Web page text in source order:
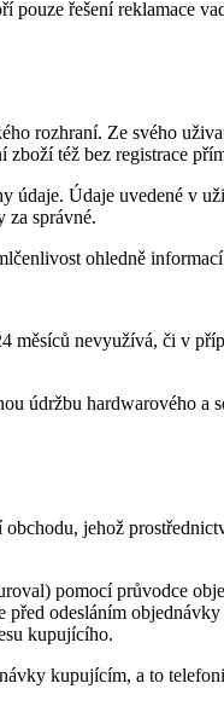
řešení reklamace
rozhraní. Ze svého
též bez registrace
údaje. Údaje uvedené v
za správné.
ohledně
měsíců nevyužívá, či v
údržbu hardwarového
jehož
pomocí průvodce
odesláním
kupujícího.
kupujícím, a to